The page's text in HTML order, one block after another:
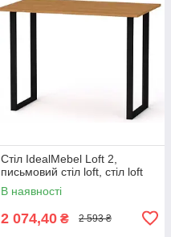
Стіл IdealMebel Loft 2,
письмовий стіл loft, стіл loft
В наявності
2 074,40 ₴ 2 593 ₴